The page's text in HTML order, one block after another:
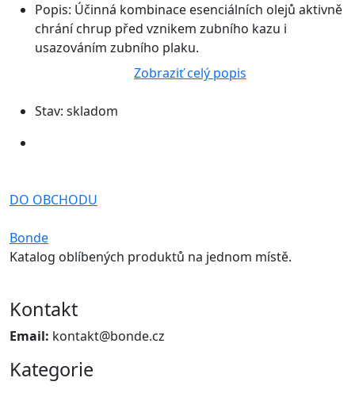
Popis: Účinná kombinace esenciálních olejů aktivně
chrání chrup před vznikem zubního kazu i
usazováním zubního plaku.
Zobraziť celý popis
Stav: skladom
DO OBCHODU
Bonde
Katalog oblíbených produktů na jednom místě.
Kontakt
Email: kontakt@bonde.cz
Kategorie